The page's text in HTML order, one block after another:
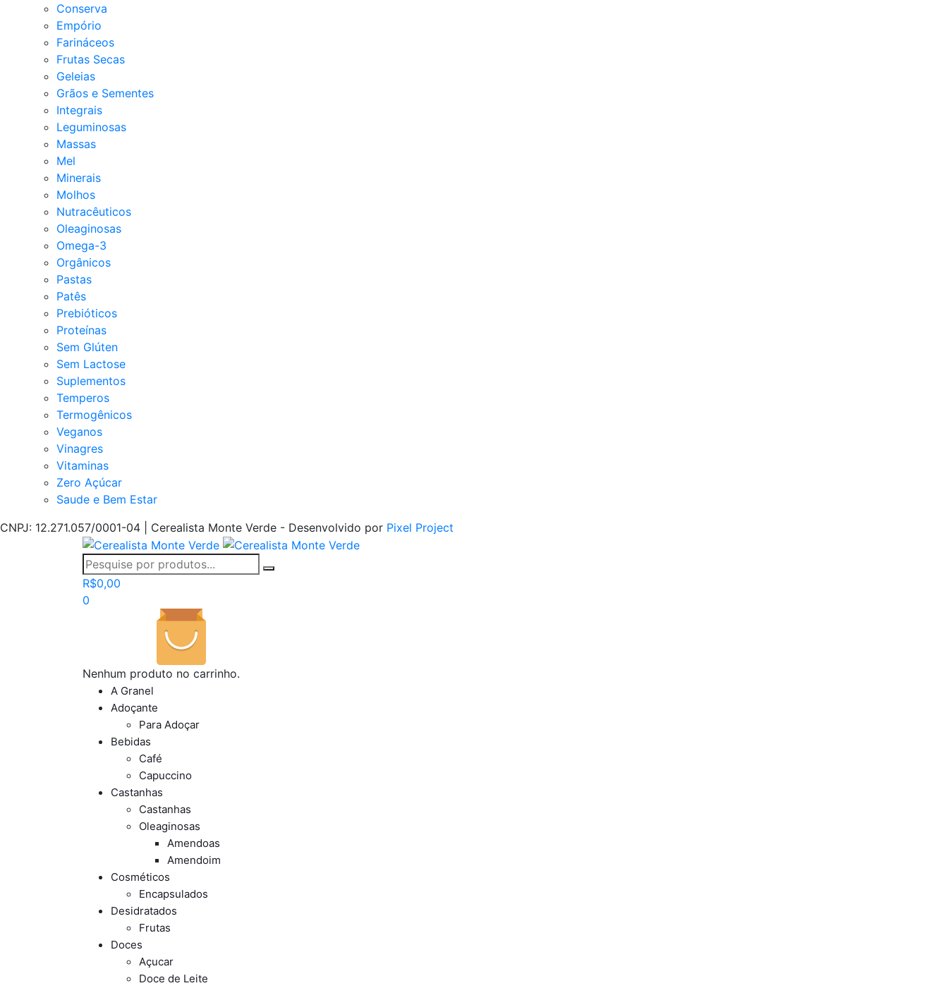
Conserva
Empório
Farináceos
Frutas Secas
Geleias
Grãos e Sementes
Integrais
Leguminosas
Massas
Mel
Minerais
Molhos
Nutracêuticos
Oleaginosas
Omega-3
Orgânicos
Pastas
Patês
Prebióticos
Proteínas
Sem Glúten
Sem Lactose
Suplementos
Temperos
Termogênicos
Veganos
Vinagres
Vitaminas
Zero Açúcar
Saude e Bem Estar
CNPJ: 12.271.057/0001-04 | Cerealista Monte Verde - Desenvolvido por Pixel Project
R$0,00
0
Nenhum produto no carrinho.
A Granel
Adoçante
Para Adoçar
Bebidas
Café
Capuccino
Castanhas
Castanhas
Oleaginosas
Amendoas
Amendoim
Cosméticos
Encapsulados
Desidratados
Frutas
Doces
Açucar
Doce de Leite